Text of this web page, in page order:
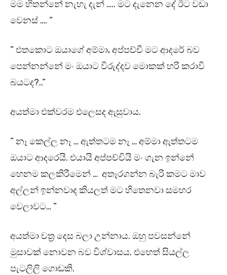
මම හිතන්නේ නැහැ දැන් ….. මට දැනෙන දේ ඊට වඩා
වෙනස් …. “
” එතකොට ඔයාගේ අම්මා, අප්පච්චී මට ආදරේ බව
පෙන්නන්නේ මං ඔයාට විරුද්දව මොකක් හරි කරාවි
බයටද?..”
අයත්මා එක්වරම එලෙසද ඇසුවාය.
” නෑ කෙල්ල නෑ … ඇත්තටම නෑ … අම්මා ඇත්තටම
ඔයාට ආදරෙයි. එයායි අප්පච්චියි මං ගැන ඉන්නේ
හෙනම කලකිරීමෙන් … අතෑරගන්න බැරි කමට මාව
අල්ලන් ඉන්නවාද කියලත් මට හිතෙනවා සමහර
වෙලාවට… “
අයත්මා චත්‍ර දෙස බලා උන්නාය. ඔහු පවසන්නේ
මුසාවක් නොවන බව විශ්වාසය. එහෙත් සියල්ල
පැටලිලි ගොඩකි.